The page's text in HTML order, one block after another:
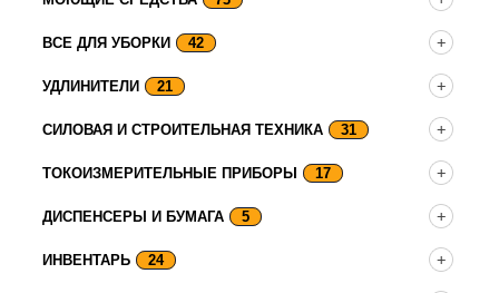
ВСЕ ДЛЯ УБОРКИ 42
УДЛИНИТЕЛИ 21
СИЛОВАЯ И СТРОИТЕЛЬНАЯ ТЕХНИКА 31
ТОКОИЗМЕРИТЕЛЬНЫЕ ПРИБОРЫ 17
ДИСПЕНСЕРЫ И БУМАГА 5
ИНВЕНТАРЬ 24